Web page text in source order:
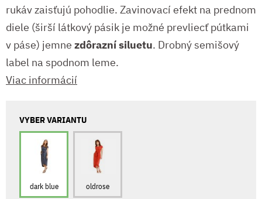
rukáv zaisťujú pohodlie. Zavinovací efekt na prednom
diele (širší látkový pásik je možné prevliecť pútkami
v páse) jemne zdôrazní siluetu. Drobný semišový
label na spodnom leme.
Viac informácií
VYBER VARIANTU
dark blue oldrose